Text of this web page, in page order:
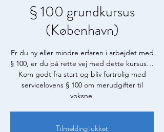
§ 100 grundkursus
(København)
Er du ny eller mindre erfaren i arbejdet med
§ 100, er du på rette vej med dette kursus…
Kom godt fra start og bliv fortrolig med
servicelovens § 100 om merudgifter til
voksne.
Tilmelding lukket